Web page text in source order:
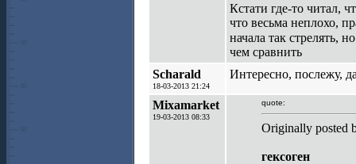
Кстати где-то читал,
что весьма неплохо,
начала так стрелять,
чем сравнить
Scharald
18-03-2013 21:24
Интересно, послежу,
Mixamarket
19-03-2013 08:33
quote:
Originally posted
гексоген